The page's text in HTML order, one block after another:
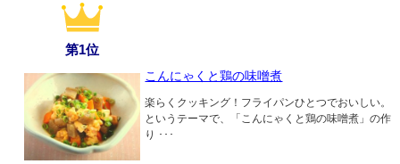
第1位
こんにゃくと鶏の味噌煮
楽らくクッキング！フライパンひとつでおいしい。
というテーマで、「こんにゃくと鶏の味噌煮」の作
り ･･･